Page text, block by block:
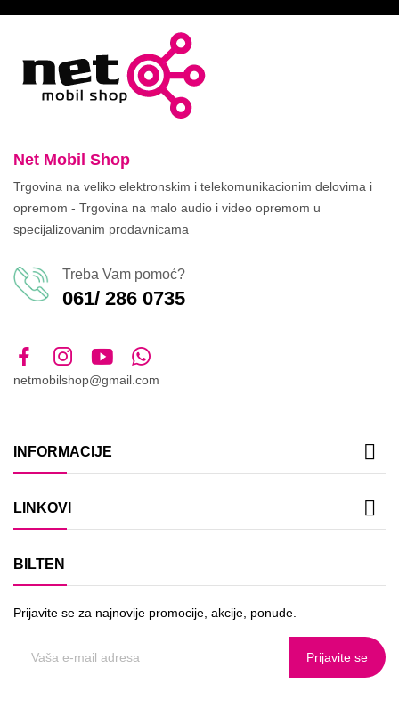
Net Mobil Shop
Trgovina na veliko elektronskim i telekomunikacionim delovima i
opremom - Trgovina na malo audio i video opremom u
specijalizovanim prodavnicama
Treba Vam pomoć?
061/ 286 0735
netmobilshop@gmail.com
INFORMACIJE 
LINKOVI 
BILTEN
Prijavite se za najnovije promocije, akcije, ponude.
Prijavite se